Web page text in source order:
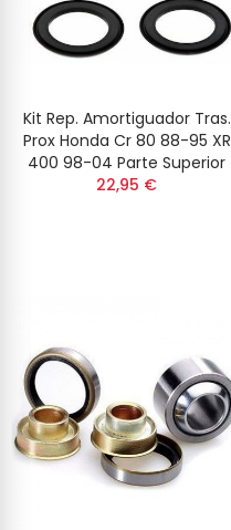
Kit Rep. Amortiguador Tras.
Prox Honda Cr 80 88-95 XR
400 98-04 Parte Superior
22,95 €